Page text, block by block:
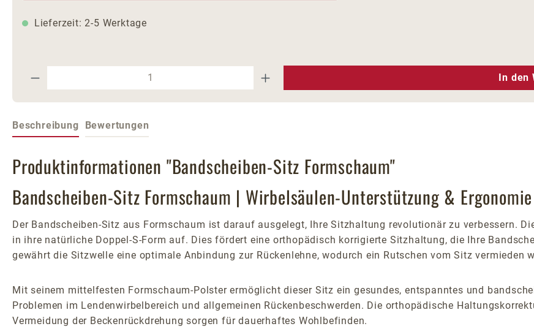
Lieferzeit: 2-5 Werktage
Produkt Anzahl: Gib den gewünschten Wert ein oder benutze die In den
Beschreibung Bewertungen
Produktinformationen "Bandscheiben-Sitz Formschaum"
Bandscheiben-Sitz Formschaum | Wirbelsäulen-Unterstützung & Ergonomie
Der Bandscheiben-Sitz aus Formschaum ist darauf ausgelegt, Ihre Sitzhaltung revolutionär zu verbessern.
in ihre natürliche Doppel-S-Form auf. Dies fördert eine orthopädisch korrigierte Sitzhaltung, die Ihre
gewährt die Sitzwelle eine optimale Anbindung zur Rückenlehne, wodurch ein Rutschen vom Sitz vermieden
Mit seinem mittelfesten Formschaum-Polster ermöglicht dieser Sitz ein gesundes, entspanntes und
Problemen im Lendenwirbelbereich und allgemeinen Rückenbeschwerden. Die orthopädische
Vermeidung der Beckenrückdrehung sorgen für dauerhaftes Wohlbefinden.